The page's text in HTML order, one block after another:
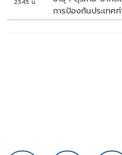
23:45 น.
การป้องกันประเทศ